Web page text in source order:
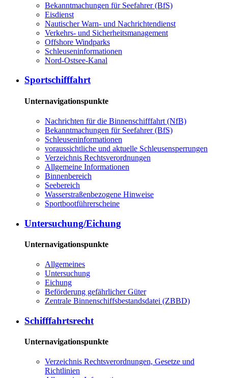
Bekanntmachungen für Seefahrer (BfS)
Eisdienst
Nautischer Warn- und Nachrichtendienst
Verkehrs- und Sicherheitsmanagement
Offshore Windparks
Schleuseninformationen
Nord-Ostsee-Kanal
Sportschifffahrt
Unternavigationspunkte
Nachrichten für die Binnenschifffahrt (NfB)
Bekanntmachungen für Seefahrer (BfS)
Schleuseninformationen
voraussichtliche und aktuelle Schleusensperrungen
Verzeichnis Rechtsverordnungen
Allgemeine Informationen
Binnenbereich
Seebereich
Wasserstraßenbezogene Hinweise
Sportbootführerscheine
Untersuchung/Eichung
Unternavigationspunkte
Allgemeines
Untersuchung
Eichung
Beförderung gefährlicher Güter
Zentrale Binnenschiffsbestandsdatei (ZBBD)
Schifffahrtsrecht
Unternavigationspunkte
Verzeichnis Rechtsverordnungen, Gesetze und
Richtlinien